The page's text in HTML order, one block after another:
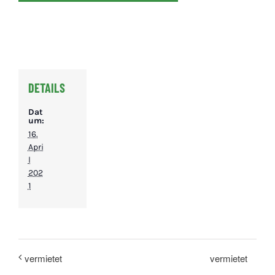
DETAILS
Dat
um:
16.
Apri
l
202
1
vermietet vermietet